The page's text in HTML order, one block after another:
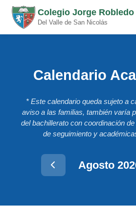
Colegio Jorge Robledo
Del Valle de San Nicolás
Calendario
* Este calendario queda sujeto a
aviso a las familias, también varía
del bachillerato con coordinación
de seguimiento y
Agosto